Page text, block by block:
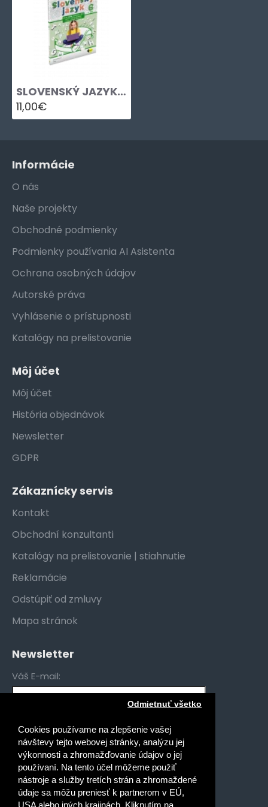
Cookies používame na zlepšenie vašej
návštevy tejto webovej stránky, analýzu jej
výkonnosti a zhromažďovanie údajov o jej
používaní. Na tento účel môžeme použiť
nástroje a služby tretích strán a zhromaždené
údaje sa môžu preniesť k partnerom v EÚ,
Odmietnuť všetko
SLOVENSKÝ JAZYK PRE 6. ROČNÍKZŠ a 1. ROČNÍK OSEMROČNÝCH GYMNÁZIÍ – 2. DIEL
11,00€
Informácie
O nás
Naše projekty
Obchodné podmienky
Podmienky používania AI Asistenta
Ochrana osobných údajov
Autorské práva
Vyhlásenie o prístupnosti
Katalógy na prelistovanie
Môj účet
Môj účet
História objednávok
Newsletter
GDPR
Zákaznícky servis
Kontakt
Obchodní konzultanti
Katalógy na prelistovanie | stiahnutie
Reklamácie
Odstúpiť od zmluvy
Mapa stránok
Newsletter
Váš E-mail:
Gymnáziá
Stredné odborné školy
Špeciálne základné školy
Základné školy